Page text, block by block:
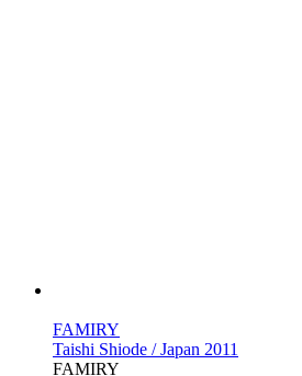
FAMIRY
Taishi Shiode / Japan 2011
FAMIRY